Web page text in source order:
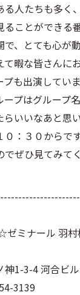
る人たちも多く
ることができる
で、とても心が
暇な皆さんに
プも出演してい
ープはグループ
いいなあと思い
０：３０からで
ぜひ見てみて
ゼミナール 羽村
神1-3-4 河合ビ
3139